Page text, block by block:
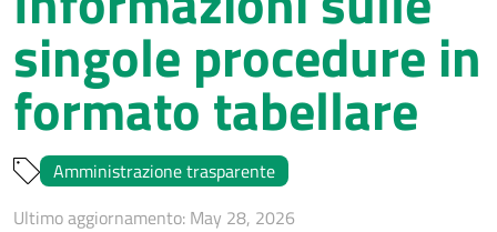
singole procedure in
formato tabellare
Amministrazione trasparente
Ultimo aggiornamento: May 28, 2026